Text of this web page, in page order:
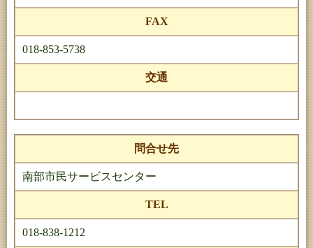
FAX
018-853-5738
交通
問合せ先
南部市民サービスセンター
TEL
018-838-1212